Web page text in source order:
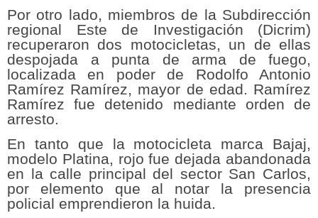
Por otro lado, miembros de la Subdirección
regional Este de Investigación (Dicrim)
recuperaron dos motocicletas, un de ellas
despojada a punta de arma de fuego,
localizada en poder de Rodolfo Antonio
Ramírez Ramírez, mayor de edad. Ramírez
Ramírez fue detenido mediante orden de
arresto.
En tanto que la motocicleta marca Bajaj,
modelo Platina, rojo fue dejada abandonada
en la calle principal del sector San Carlos,
por elemento que al notar la presencia
policial emprendieron la huida.